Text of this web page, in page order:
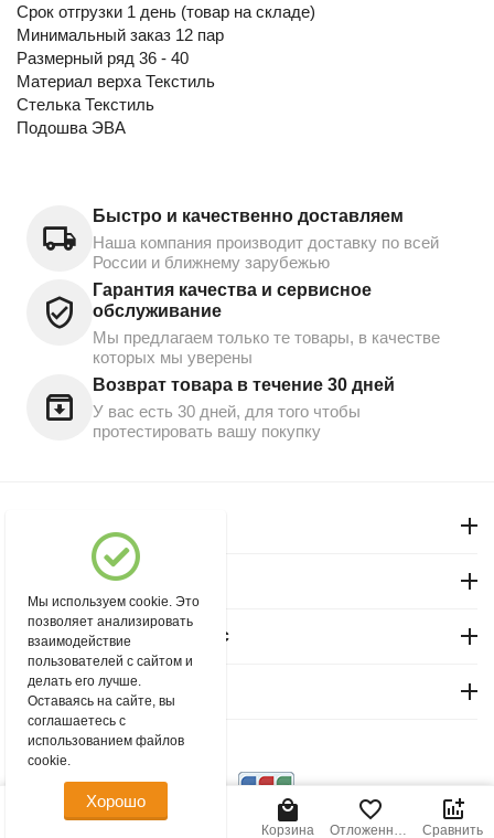
Срок отгрузки 1 день (товар на складе)
Минимальный заказ 12 пар
Размерный ряд 36 - 40
Материал верха Текстиль
Стелька Текстиль
Подошва ЭВА
Быстро и качественно доставляем
Наша компания производит доставку по всей
России и ближнему зарубежью
Гарантия качества и сервисное
обслуживание
Мы предлагаем только те товары, в качестве
которых мы уверены
Возврат товара в течение 30 дней
У вас есть 30 дней, для того чтобы
протестировать вашу покупку
Магазин "Северный"
Покупательский сервис
Контакты
© 2004 - 2026 msever.ru.
1 540.00 Р В корзину
Корзина Отложенные Сравнить
Мы используем cookie. Это
позволяет анализировать
взаимодействие
пользователей с сайтом и
делать его лучше.
Оставаясь на сайте, вы
соглашаетесь с
использованием файлов
cookie.
Хорошо